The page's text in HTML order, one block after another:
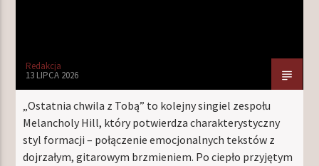
Redakcja
13 LIPCA 2026
„Ostatnia chwila z Tobą” to kolejny singiel zespołu
Melancholy Hill, który potwierdza charakterystyczny
styl formacji – połączenie emocjonalnych tekstów z
dojrzałym, gitarowym brzmieniem. Po ciepło przyjętym